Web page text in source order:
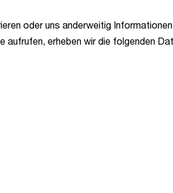
oder uns anderweitig
erheben wir die folgenden